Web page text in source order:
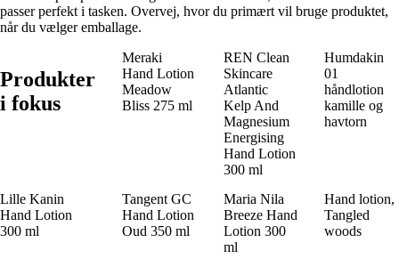
passer perfekt i tasken. Overvej, hvor du primært vil bruge produktet,
når du vælger emballage.
Produkter
i fokus
Meraki
Hand Lotion
Meadow
Bliss 275 ml
REN Clean
Skincare
Atlantic
Kelp And
Magnesium
Energising
Hand Lotion
300 ml
Humdakin
01
håndlotion
kamille og
havtorn
Lille Kanin
Hand Lotion
300 ml
Tangent GC
Hand Lotion
Oud 350 ml
Maria Nila
Breeze Hand
Lotion 300
ml
Hand lotion,
Tangled
woods